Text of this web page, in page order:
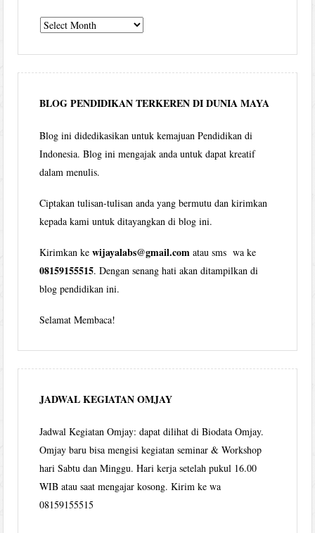
Tulisan
per
bulan
BLOG PENDIDIKAN TERKEREN DI DUNIA MAYA
Blog ini didedikasikan untuk kemajuan Pendidikan di
Indonesia. Blog ini mengajak anda untuk dapat kreatif
dalam menulis.
Ciptakan tulisan-tulisan anda yang bermutu dan kirimkan
kepada kami untuk ditayangkan di blog ini.
Kirimkan kewijayalabs@gmail.com atau sms wa ke
08159155515. Dengan senang hati akan ditampilkan di
blog pendidikan ini.
Selamat Membaca!
JADWAL KEGIATAN OMJAY
Jadwal Kegiatan Omjay: dapat dilihat di Biodata Omjay.
Omjay baru bisa mengisi kegiatan seminar & Workshop
hari Sabtu dan Minggu. Hari kerja setelah pukul 16.00
WIB atau saat mengajar kosong. Kirim ke wa
08159155515